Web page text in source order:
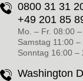
0800 31 31
+49 201 85
Mo. – Fr. 08:00
Samstag 11:00
Sonntag 16:00 –
Washington